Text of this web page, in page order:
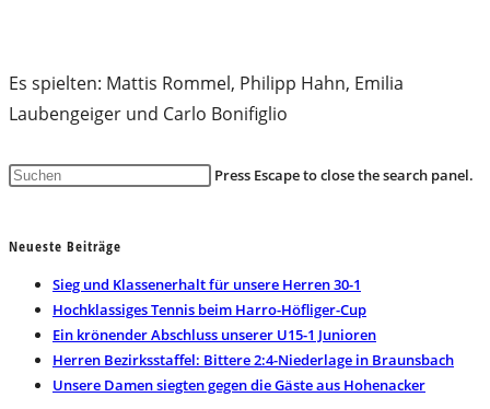
Es spielten: Mattis Rommel, Philipp Hahn, Emilia
Laubengeiger und Carlo Bonifiglio
Press Escape to close the search panel.
Neueste Beiträge
Sieg und Klassenerhalt für unsere Herren 30-1
Hochklassiges Tennis beim Harro-Höfliger-Cup
Ein krönender Abschluss unserer U15-1 Junioren
Herren Bezirksstaffel: Bittere 2:4-Niederlage in Braunsbach
Unsere Damen siegten gegen die Gäste aus Hohenacker